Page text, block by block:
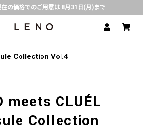
在の価格でのご用意は 8月31日(月)まで
た地震の影響による配送遅延について
Collection Vol.4
meets CLUÉL
Collection